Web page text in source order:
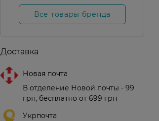
Все товары бренда
Доставка
Новая почта
В отделение Новой почты - 99
грн, бесплатно от 699 грн
Укрпочта